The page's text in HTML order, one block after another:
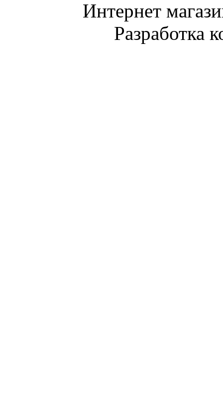
Интернет
Разработка